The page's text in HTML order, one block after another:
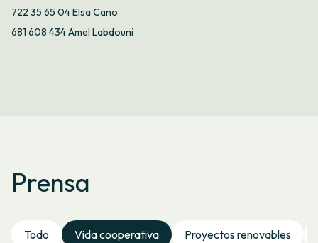
722 35 65 04 Elsa Cano
681 608 434 Amel Labdouni
Prensa
Todo Vida cooperativa Proyectos renovables